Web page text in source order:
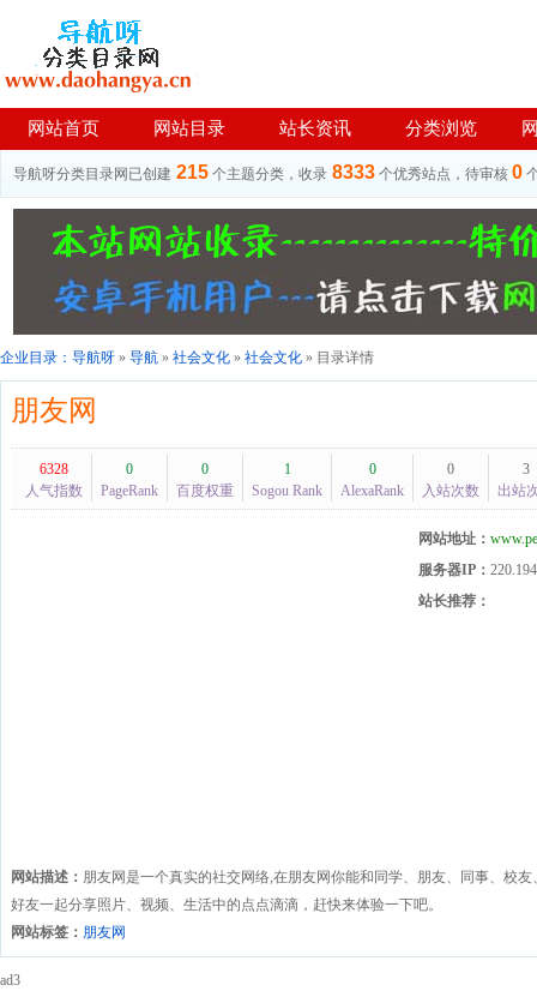
网站首页 网站目录 站长资讯 分类浏览
导航呀分类目录网已创建 215 个主题分类，收录 8333 个优秀站点，待审核 0
企业目录： 导航呀 » 导航 » 社会文化 » 社会文化 » 目录详情
朋友网
6328
人气指数
0
PageRank
0
百度权重
1
Sogou Rank
0
AlexaRank
0
入站次数
3
出站
网站地址：
服务器IP：
站长推荐：
网站描述： 朋友网是一个真实的社交网络,在朋友网你能和同学、朋友、同事、校
好友一起分享照片、视频、生活中的点点滴滴，赶快来体验一下吧。
网站标签： 朋友网
ad3